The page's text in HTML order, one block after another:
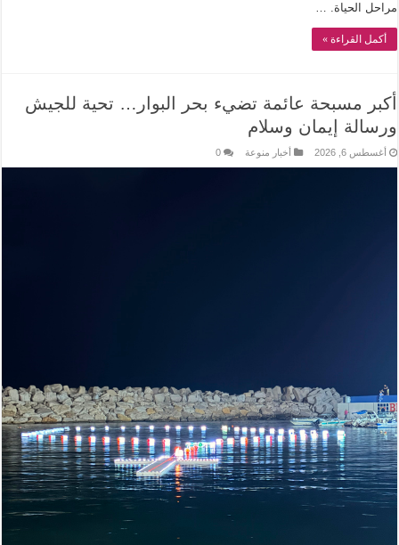
مراحل الحياة. …
أكمل القراءة »
أكبر مسبحة عائمة تضيء بحر البوار… تحية للجيش
ورسالة إيمان وسلام
أغسطس 6, 2026 أخبار منوعة 0